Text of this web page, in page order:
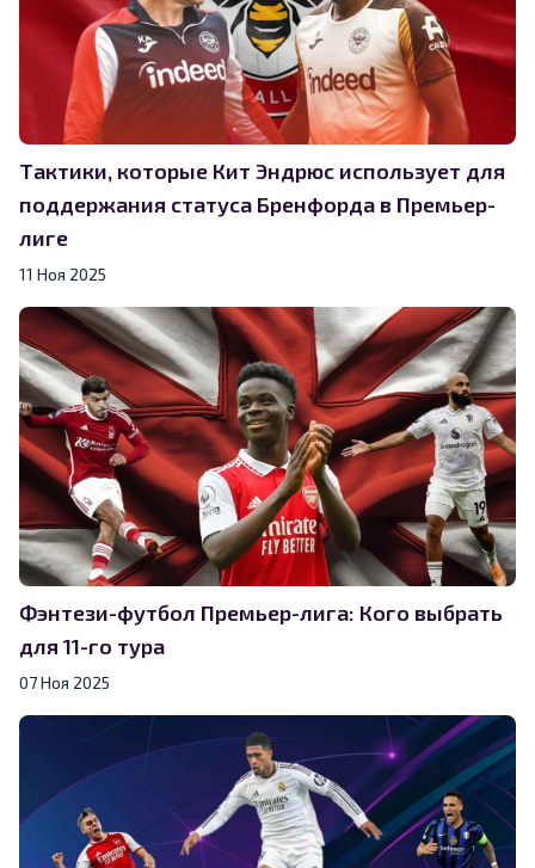
Тактики, которые Кит Эндрюс использует для
поддержания статуса Бренфорда в Премьер-
лиге
11 Ноя 2025
Фэнтези-футбол Премьер-лига: Кого выбрать
для 11-го тура
07 Ноя 2025